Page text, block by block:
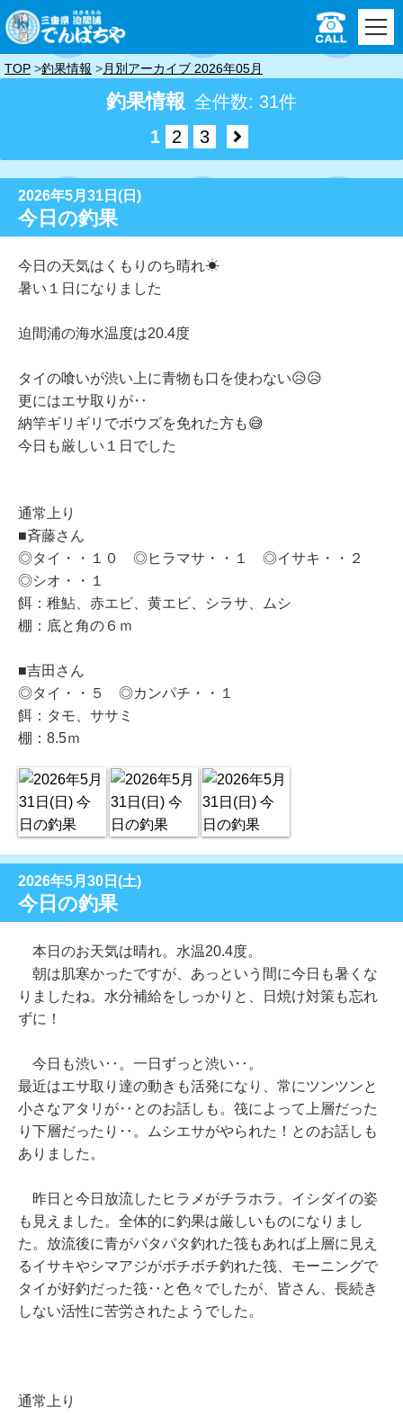
TOP 釣果情報 月別アーカイブ 2026年05月
釣果情報 全件数: 31件
1
2 3
2026年5月31日(日)
今日の釣果
今日の天気はくもりのち晴れ☀
暑い１日になりました
迫間浦の海水温度は20.4度
タイの喰いが渋い上に青物も口を使わない😥😥
更にはエサ取りが‥
納竿ギリギリでボウズを免れた方も😅
今日も厳しい１日でした
通常上り
■斉藤さん
◎タイ・・１０ ◎ヒラマサ・・１ ◎イサキ・・２
◎シオ・・１
餌：稚鮎、赤エビ、黄エビ、シラサ、ムシ
棚：底と角の６ｍ
■吉田さん
◎タイ・・５ ◎カンパチ・・１
餌：タモ、ササミ
棚：8.5ｍ
2026年5月30日(土)
今日の釣果
本日のお天気は晴れ。水温20.4度。
朝は肌寒かったですが、あっという間に今日も暑くな
りましたね。水分補給をしっかりと、日焼け対策も忘れ
ずに！
今日も渋い‥。一日ずっと渋い‥。
最近はエサ取り達の動きも活発になり、常にツンツンと
小さなアタリが‥とのお話しも。筏によって上層だった
り下層だったり‥。ムシエサがやられた！とのお話しも
ありました。
昨日と今日放流したヒラメがチラホラ。イシダイの姿
も見えました。全体的に釣果は厳しいものになりまし
た。放流後に青がパタパタ釣れた筏もあれば上層に見え
るイサキやシマアジがボチボチ釣れた筏、モーニングで
タイが好釣だった筏‥と色々でしたが、皆さん、長続き
しない活性に苦労されたようでした。
通常上り